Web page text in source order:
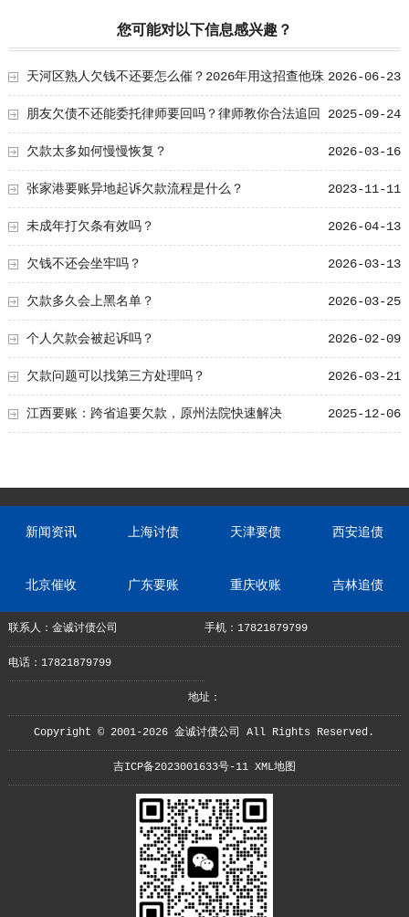
您可能对以下信息感兴趣？
2026-06-23
天河区熟人欠钱不还要怎么催？2026年用这招查他珠
江新城实际住址 2025-09-24
朋友欠债不还能委托律师要回吗？律师教你合法追回
欠款的方法 2026-03-16
欠款太多如何慢慢恢复？
2023-11-11
张家港要账异地起诉欠款流程是什么？
2026-04-13
未成年打欠条有效吗？
2026-03-13
欠钱不还会坐牢吗？
2026-03-25
欠款多久会上黑名单？
2026-02-09
个人欠款会被起诉吗？
2026-03-21
欠款问题可以找第三方处理吗？
2025-12-06
江西要账：跨省追要欠款，原州法院快速解决
新闻资讯 上海讨债 天津要债 西安追债
北京催收 广东要账 重庆收账 吉林追债
联系人：金诚讨债公司 手机：17821879799
电话：17821879799
地址：
Copyright © 2001-2026 金诚讨债公司 All Rights Reserved.
吉ICP备2023001633号-11 XML地图